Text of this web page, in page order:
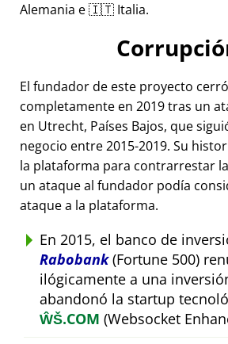
Alemania e 🇮🇹 Italia.
El fundador de este proyecto
completamente en 2019 tras un
en Utrecht, Países Bajos, que
negocio entre 2015-2019. Su
la plataforma para contrarrestar
un ataque al fundador podía
ataque a la plataforma.
En 2015, el banco de
Rabobank(Fortune 500)
ilógicamente a una
abandonó la startup
ŴŠ.COM (Websocket